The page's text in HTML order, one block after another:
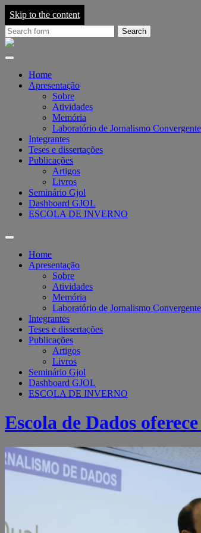
Skip to the content
Search
for:Grupo
em
Jornalismo
Home
Apresentação
Sobre
Atividades
Memória
Laboratório de Jornalismo Convergente
Integrantes
Teses e dissertações
Publicações
Artigos
Livros
Seminário Gjol
Dashboard GJOL
ESCOLA DE INVERNO
Toggle
search
field
Home
Apresentação
Sobre
Atividades
Memória
Laboratório de Jornalismo Convergente
Integrantes
Teses e dissertações
Publicações
Artigos
Livros
Seminário Gjol
Dashboard GJOL
ESCOLA DE INVERNO
Escola de Dados